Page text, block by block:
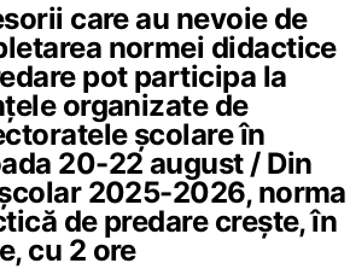
care au nevoie de
normei didactice
pot participa la
organizate de
școlare în
20-22 august / Din
2025-2026, norma
de predare crește, în
cu 2 ore